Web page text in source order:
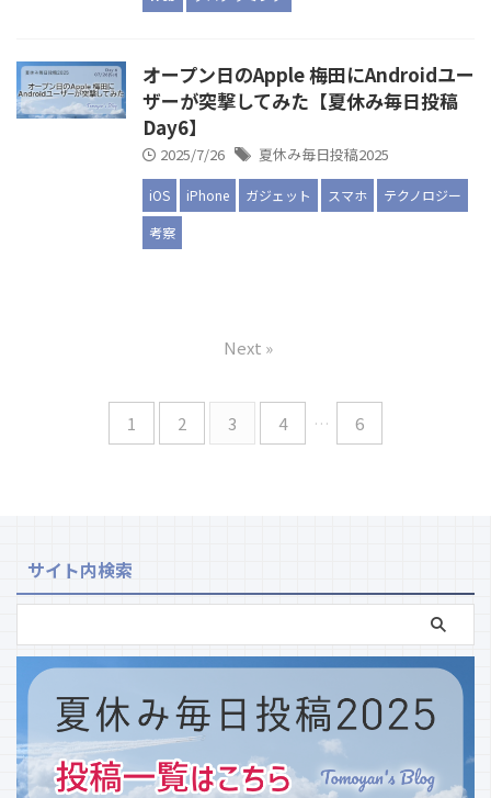
オープン日のApple 梅田にAndroidユー
ザーが突撃してみた【夏休み毎日投稿
Day6】
2025/7/26 夏休み毎日投稿2025
iOS iPhone ガジェット スマホ
テクノロジー
考察
1 2 3 4 … 6
Next »
サイト内検索